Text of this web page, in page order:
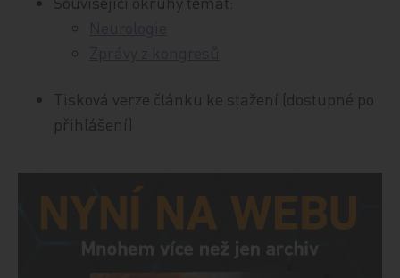
Tisková verze článku ke stažení (dostupné po
přihlášení)